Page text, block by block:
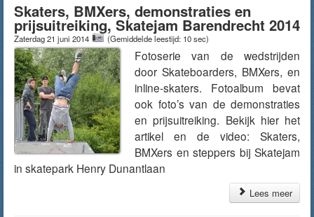
Skaters, BMXers, demonstraties en
prijsuitreiking, Skatejam Barendrecht 2014
Zaterdag 21 juni 2014 (Gemiddelde leestijd: 10 sec)
Fotoserie van de wedstrijden
door Skateboarders, BMXers, en
inline-skaters. Fotoalbum bevat
ook foto’s van de demonstraties
en prijsuitreiking. Bekijk hier het
artikel en de video: Skaters,
BMXers en steppers bij Skatejam
in skatepark Henry Dunantlaan
Lees meer